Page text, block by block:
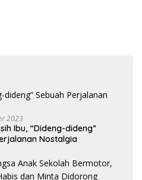
2023
Ibu, “Dideng-dideng”
Nostalgia